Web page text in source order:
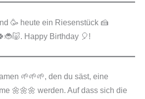
🥳 heute ein Riesenstück 🍰
Happy Birthday 🎈!
🌱🌱🌱, den du säst, eine
🌼🌼🌼 werden. Auf dass sich die